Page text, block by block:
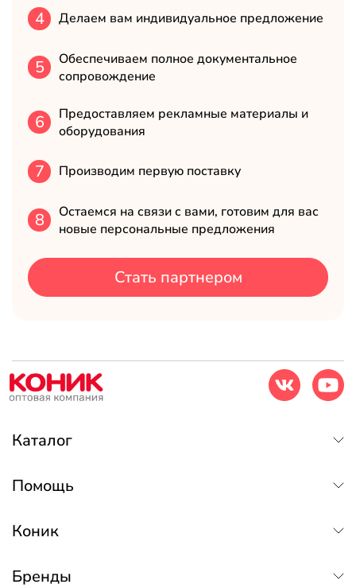
4 Делаем вам индивидуальное предложение
5
Обеспечиваем полное документальное
сопровождение
6
Предоставляем рекламные материалы и
оборудования
7 Производим первую поставку
8
Остаемся на связи с вами, готовим для вас
новые персональные предложения
Стать партнером
Каталог
Помощь
Коник
Бренды